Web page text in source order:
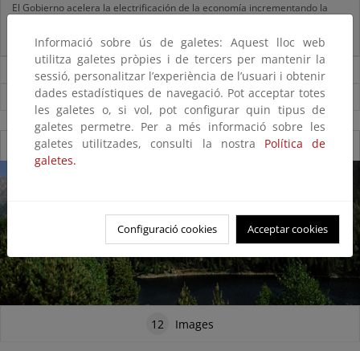
El Gobierno acelera la electrificación de la economía incrementando la
inversiones
Noticias sobre Ministerio
Ver todas las noticias
Galería fotográfica de Parques Nacionales
12 Images
Informació sobre ús de galetes: Aquest lloc web
utilitza galetes pròpies i de tercers per mantenir la
sessió, personalitzar l’experiència de l’usuari i obtenir
dades estadístiques de navegació. Pot acceptar totes
les galetes o, si vol, pot configurar quin tipus de
galetes permetre. Per a més informació sobre les
galetes utilitzades, consulti la nostra Política de
galetes.
Configuració cookies Acceptar cookies